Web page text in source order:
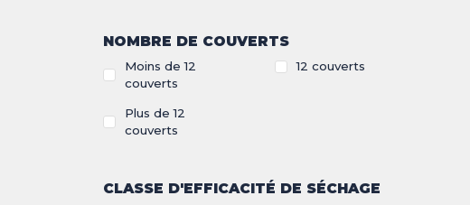
NOMBRE DE COUVERTS
Moins de 12
couverts
12 couverts
Plus de 12
couverts
CLASSE D'EFFICACITÉ DE SÉCHAGE